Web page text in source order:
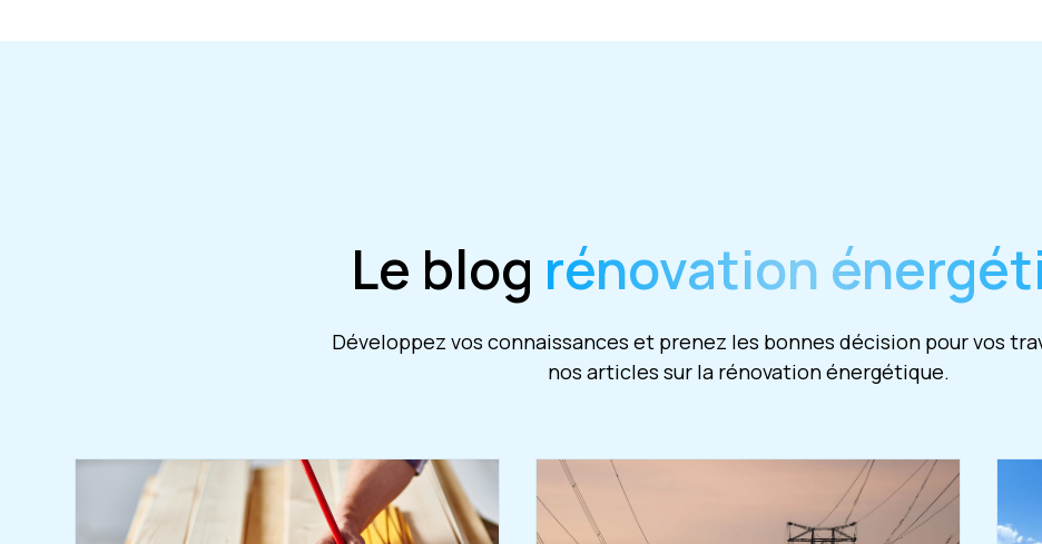
Le blog rénovation
Développez vos connaissances et prenez les bonnes décision pour vos
nos articles sur la rénovation énergétique.